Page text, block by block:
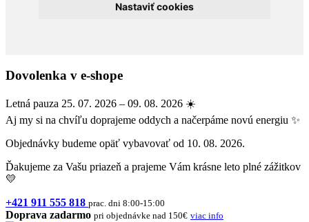
Nastaviť cookies
Dovolenka v e-shope
Letná pauza 25. 07. 2026 – 09. 08. 2026 ☀️
Aj my si na chvíľu doprajeme oddych a načerpáme novú energiu ✨
Objednávky budeme opäť vybavovať od 10. 08. 2026.
Ďakujeme za Vašu priazeň a prajeme Vám krásne leto plné zážitkov
💛
+421 911 555 818 prac. dni 8:00-15:00
Doprava zadarmo pri objednávke nad 150€ viac info